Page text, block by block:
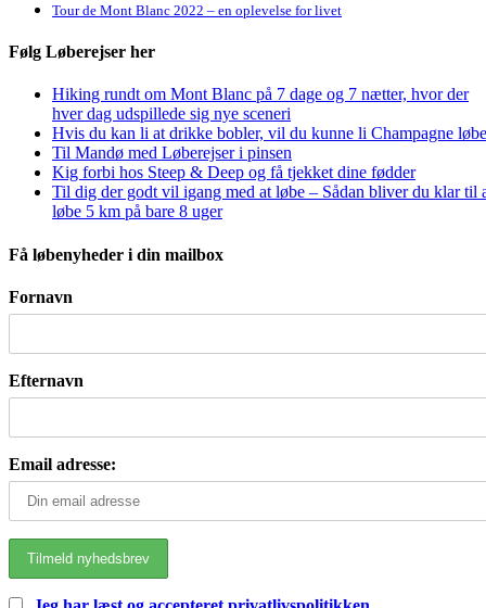
Tour de Mont Blanc 2022 – en oplevelse for livet
Følg Løberejser her
Hiking rundt om Mont Blanc på 7 dage og 7 nætter, hvor der
hver dag udspillede sig nye sceneri
Hvis du kan li at drikke bobler, vil du kunne li Champagne
Til Mandø med Løberejser i pinsen
Kig forbi hos Steep & Deep og få tjekket dine fødder
Til dig der godt vil igang med at løbe – Sådan bliver du klar til
løbe 5 km på bare 8 uger
Få løbenyheder i din mailbox
Fornavn
Efternavn
Email adresse: